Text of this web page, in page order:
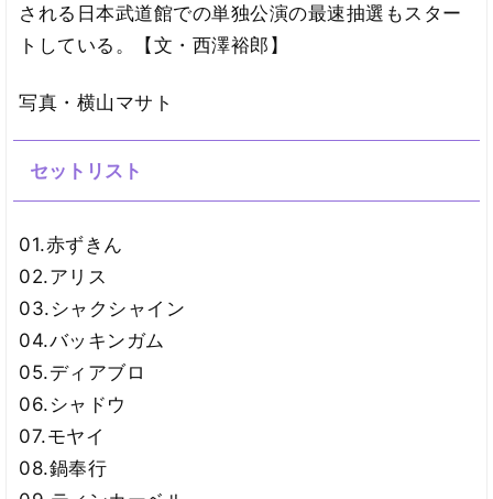
される日本武道館での単独公演の最速抽選もスター
トしている。【文・西澤裕郎】
写真・横山マサト
セットリスト
01.赤ずきん
02.アリス
03.シャクシャイン
04.バッキンガム
05.ディアブロ
06.シャドウ
07.モヤイ
08.鍋奉行